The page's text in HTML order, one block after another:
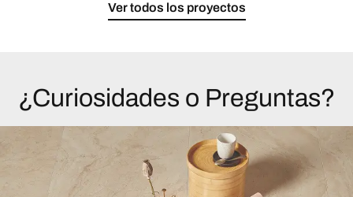
Ver todos los proyectos
¿Curiosidades o Preguntas?